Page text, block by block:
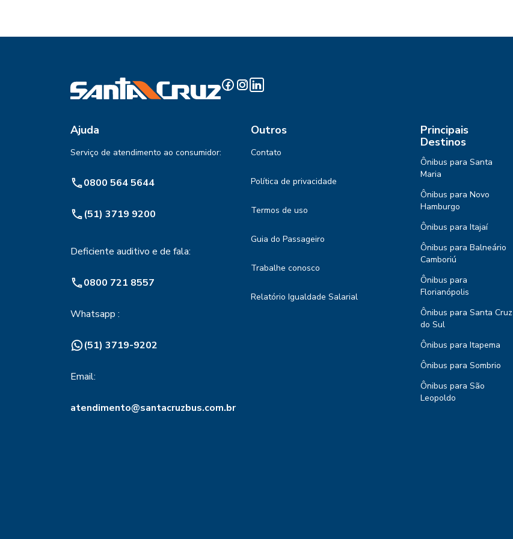
Ajuda
Serviço de atendimento ao consumidor:
0800 564 5644
(51) 3719 9200
Deficiente auditivo e de fala:
0800 721 8557
Whatsapp :
(51) 3719-9202
Email:
atendimento@santacruzbus.com.br
Outros
Contato
Política de privacidade
Termos de uso
Guia do Passageiro
Trabalhe conosco
Relatório Igualdade Salarial
Principais
Destinos
Ônibus para Santa
Maria
Ônibus para Novo
Hamburgo
Ônibus para Itajaí
Ônibus para Balneário
Camboriú
Ônibus para
Florianópolis
Ônibus para Santa Cruz
do Sul
Ônibus para Itapema
Ônibus para Sombrio
Ônibus para São
Leopoldo